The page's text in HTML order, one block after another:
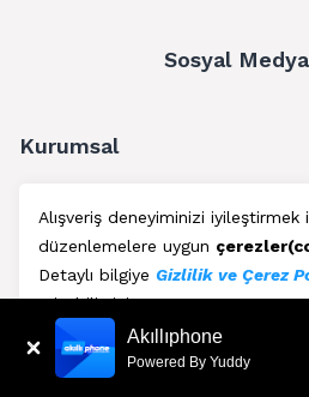
Alışveriş deneyiminizi iyileştirmek
düzenlemelere uygun
Detaylı bilgiye Gizlilik ve Çerez
erişebilirsiniz.
Sosyal
Kurumsal
Müşteri Hizmetleri
Üyelik
Blog Akıllıphone
Powered By Yuddy